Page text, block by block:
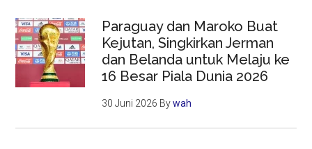
Paraguay dan Maroko Buat
Kejutan, Singkirkan Jerman
dan Belanda untuk Melaju ke
16 Besar Piala Dunia 2026
30 Juni 2026 Bywah